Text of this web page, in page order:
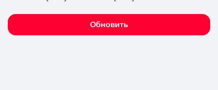
Обновить